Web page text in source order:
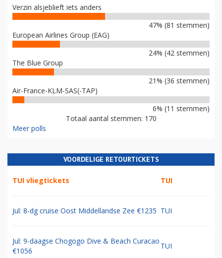
Verzin alsjeblieft iets anders
47% (81 stemmen)
European Airlines Group (EAG)
24% (42 stemmen)
The Blue Group
21% (36 stemmen)
Air-France-KLM-SAS(-TAP)
6% (11 stemmen)
Totaal aantal stemmen: 170
Meer polls
VOORDELIGE RETOURTICKETS
TUI vliegtickets TUI
Jul: 8-dg cruise Oost Middellandse Zee €1235 TUI
Jul: 9-daagse Chogogo Dive & Beach Curacao
€1056
TUI